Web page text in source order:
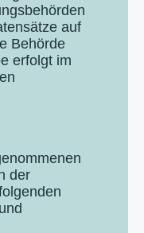
auf
Behörde
erfolgt im
der